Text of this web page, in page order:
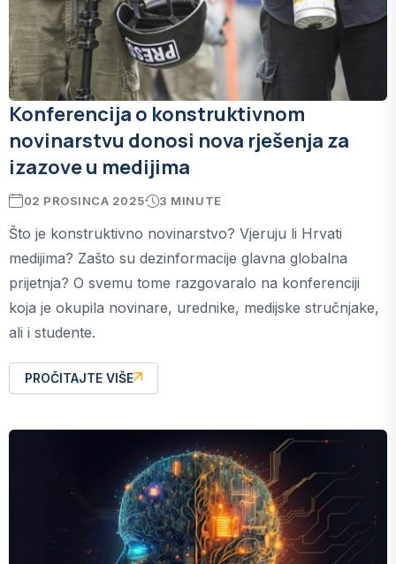
Konferencija o konstruktivnom
novinarstvu donosi nova rješenja za
izazove u medijima
02 PROSINCA 2025 3 MINUTE
Što je konstruktivno novinarstvo? Vjeruju li Hrvati
medijima? Zašto su dezinformacije glavna globalna
prijetnja? O svemu tome razgovaralo na konferenciji
koja je okupila novinare, urednike, medijske stručnjake,
ali i studente.
PROČITAJTE VIŠE